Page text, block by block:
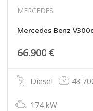
MERCEDES
Mercedes Benz
66.900 €
Diesel 48
174 kW